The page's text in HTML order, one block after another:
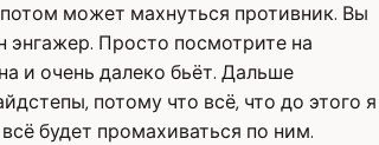
может махнуться противник. Вы
энгажер. Просто посмотрите на
и очень далеко бьёт. Дальше
потому что всё, что до этого я
будет промахиваться по ним.